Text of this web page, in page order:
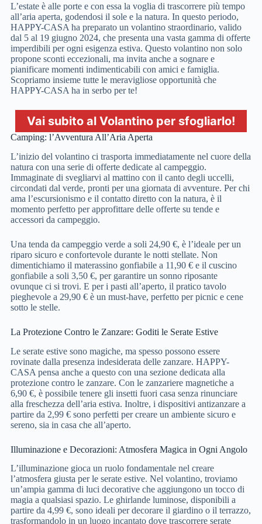
L’estate è alle porte e con essa la voglia di trascorrere più tempo
all’aria aperta, godendosi il sole e la natura. In questo periodo,
HAPPY-CASA ha preparato un volantino straordinario, valido
dal 5 al 19 giugno 2024, che presenta una vasta gamma di offerte
imperdibili per ogni esigenza estiva. Questo volantino non solo
propone sconti eccezionali, ma invita anche a sognare e
pianificare momenti indimenticabili con amici e famiglia.
Scopriamo insieme tutte le meravigliose opportunità che
HAPPY-CASA ha in serbo per te!
Vai subito al Volantino per sfogliarlo!
Camping: l’Avventura All’Aria Aperta
L’inizio del volantino ci trasporta immediatamente nel cuore della
natura con una serie di offerte dedicate al campeggio.
Immaginate di svegliarvi al mattino con il canto degli uccelli,
circondati dal verde, pronti per una giornata di avventure. Per chi
ama l’escursionismo e il contatto diretto con la natura, è il
momento perfetto per approfittare delle offerte su tende e
accessori da campeggio.
Una tenda da campeggio verde a soli 24,90 €, è l’ideale per un
riparo sicuro e confortevole durante le notti stellate. Non
dimentichiamo il materassino gonfiabile a 11,90 € e il cuscino
gonfiabile a soli 3,50 €, per garantire un sonno riposante
ovunque ci si trovi. E per i pasti all’aperto, il pratico tavolo
pieghevole a 29,90 € è un must-have, perfetto per picnic e cene
sotto le stelle.
La Protezione Contro le Zanzare: Goditi le Serate Estive
Le serate estive sono magiche, ma spesso possono essere
rovinate dalla presenza indesiderata delle zanzare. HAPPY-
CASA pensa anche a questo con una sezione dedicata alla
protezione contro le zanzare. Con le zanzariere magnetiche a
6,90 €, è possibile tenere gli insetti fuori casa senza rinunciare
alla freschezza dell’aria estiva. Inoltre, i dispositivi antizanzare a
partire da 2,99 € sono perfetti per creare un ambiente sicuro e
sereno, sia in casa che all’aperto.
Illuminazione e Decorazioni: Atmosfera Magica in Ogni Angolo
L’illuminazione gioca un ruolo fondamentale nel creare
l’atmosfera giusta per le serate estive. Nel volantino, troviamo
un’ampia gamma di luci decorative che aggiungono un tocco di
magia a qualsiasi spazio. Le ghirlande luminose, disponibili a
partire da 4,99 €, sono ideali per decorare il giardino o il terrazzo,
trasformandolo in un luogo incantato dove trascorrere serate